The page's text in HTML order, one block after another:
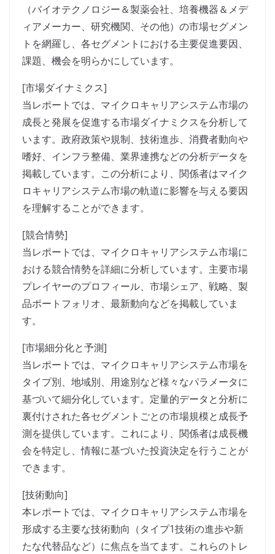
（バイオテクノロジー＆製薬会社、培養機器＆メデ
ィアメーカー、研究機関、その他）の市場セグメン
トを網羅し、各セグメントにおける主要促進要因、
課題、機会を明らかにしています。
[市場ダイナミクス]
当レポートでは、マイクロキャリアシステム市場の
成長と発展を促進する市場ダイナミクスを分析して
います。政府政策や規制、技術進歩、消費者動向や
嗜好、インフラ整備、業界連携などの分析データを
掲載しています。この分析により、関係者はマイク
ロキャリアシステム市場の軌道に影響を与える要因
を理解することができます。
[競合情勢]
当レポートでは、マイクロキャリアシステム市場に
おける競合情勢を詳細に分析しています。主要市場
プレイヤーのプロフィール、市場シェア、戦略、製
品ポートフォリオ、最新動向などを掲載していま
す。
[市場細分化と予測]
当レポートでは、マイクロキャリアシステム市場を
タイプ別、地域別、用途別など様々なパラメータに
基づいて細分化しています。定量的データと分析に
裏付けされた各セグメントごとの市場規模と成長予
測を提供しています。これにより、関係者は成長機
会を特定し、情報に基づいた投資決定を行うことが
できます。
[技術動向]
本レポートでは、マイクロキャリアシステム市場を
形成する主要な技術動向（タイプ1技術の進歩や新
たな代替品など）に焦点を当てます。これらのトレ